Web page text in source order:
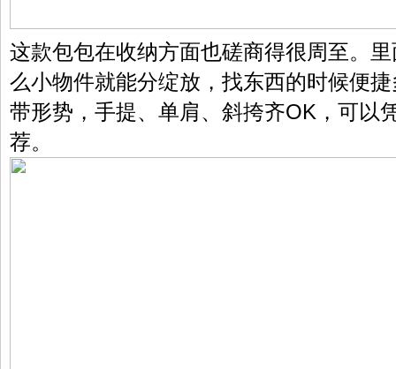
这款包包在收纳方面也磋商得很周至。
么小物件就能分绽放，找东西的时候便
带形势，手提、单肩、斜挎齐OK，可以
荐。